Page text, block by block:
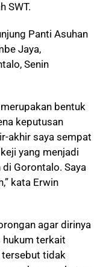
SWT.
Panti Asuhan
Jaya,
Senin
bentuk
keputusan
akhir saya sempat
yang menjadi
Gorontalo. Saya
kata Erwin
agar dirinya
hukum terkait
tersebut tidak